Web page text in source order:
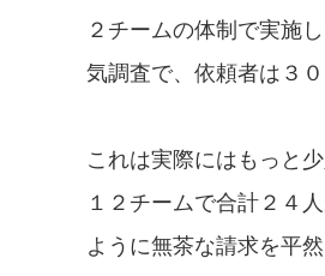
２チームの体制で実施
気調査で、依頼者は３
これは実際にはもっと
１２チームで合計２４
ように無茶な請求を平